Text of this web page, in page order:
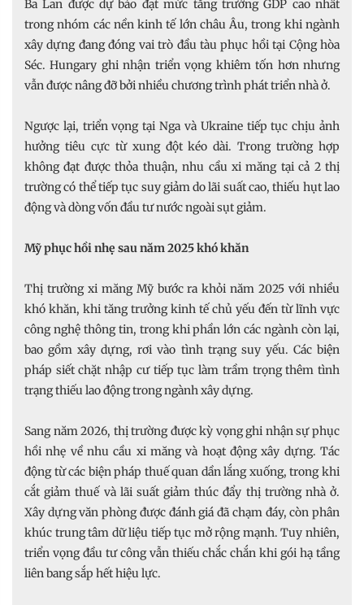
Ba Lan được dự báo đạt mức tăng trưởng GDP cao nhất
trong nhóm các nền kinh tế lớn châu Âu, trong khi ngành
xây dựng đang đóng vai trò đầu tàu phục hồi tại Cộng hòa
Séc. Hungary ghi nhận triển vọng khiêm tốn hơn nhưng
vẫn được nâng đỡ bởi nhiều chương trình phát triển nhà ở.
Ngược lại, triển vọng tại Nga và Ukraine tiếp tục chịu ảnh
hưởng tiêu cực từ xung đột kéo dài. Trong trường hợp
không đạt được thỏa thuận, nhu cầu xi măng tại cả 2 thị
trường có thể tiếp tục suy giảm do lãi suất cao, thiếu hụt lao
động và dòng vốn đầu tư nước ngoài sụt giảm.
Mỹ phục hồi nhẹ sau năm 2025 khó khăn
Thị trường xi măng Mỹ bước ra khỏi năm 2025 với nhiều
khó khăn, khi tăng trưởng kinh tế chủ yếu đến từ lĩnh vực
công nghệ thông tin, trong khi phần lớn các ngành còn lại,
bao gồm xây dựng, rơi vào tình trạng suy yếu. Các biện
pháp siết chặt nhập cư tiếp tục làm trầm trọng thêm tình
trạng thiếu lao động trong ngành xây dựng.
Sang năm 2026, thị trường được kỳ vọng ghi nhận sự phục
hồi nhẹ về nhu cầu xi măng và hoạt động xây dựng. Tác
động từ các biện pháp thuế quan dần lắng xuống, trong khi
cắt giảm thuế và lãi suất giảm thúc đẩy thị trường nhà ở.
Xây dựng văn phòng được đánh giá đã chạm đáy, còn phân
khúc trung tâm dữ liệu tiếp tục mở rộng mạnh. Tuy nhiên,
triển vọng đầu tư công vẫn thiếu chắc chắn khi gói hạ tầng
liên bang sắp hết hiệu lực.